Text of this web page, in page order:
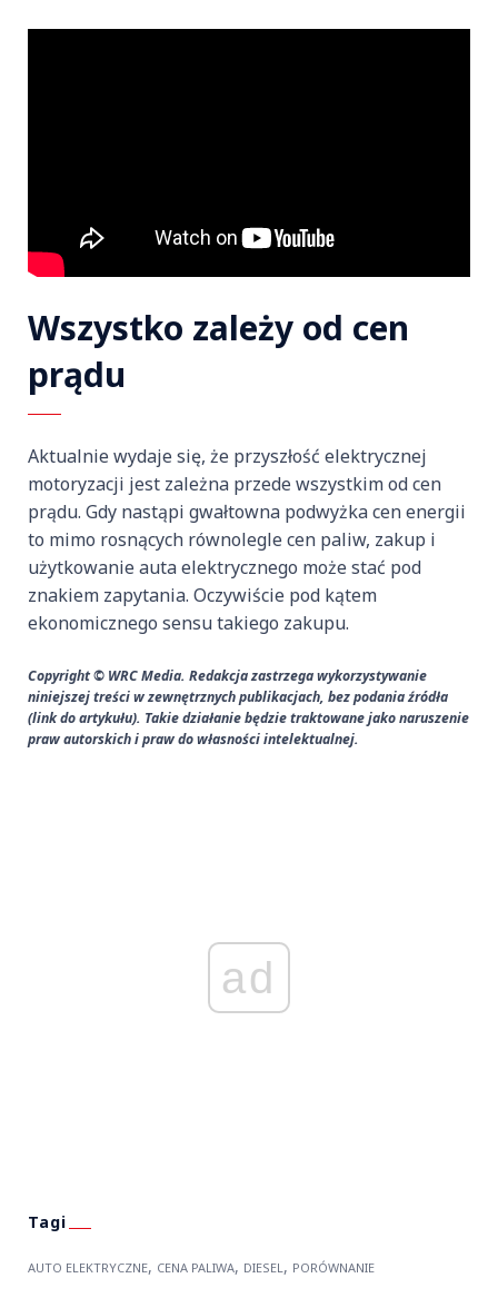
Wszystko zależy od cen
prądu
Aktualnie wydaje się, że przyszłość elektrycznej
motoryzacji jest zależna przede wszystkim od cen
prądu. Gdy nastąpi gwałtowna podwyżka cen energii
to mimo rosnących równolegle cen paliw, zakup i
użytkowanie auta elektrycznego może stać pod
znakiem zapytania. Oczywiście pod kątem
ekonomicznego sensu takiego zakupu.
Copyright © WRC Media. Redakcja zastrzega wykorzystywanie
niniejszej treści w zewnętrznych publikacjach, bez podania źródła
(link do artykułu). Takie działanie będzie traktowane jako naruszenie
praw autorskich i praw do własności intelektualnej.
ad
AUTO ELEKTRYCZNE, CENA PALIWA, DIESEL, PORÓWNANIE